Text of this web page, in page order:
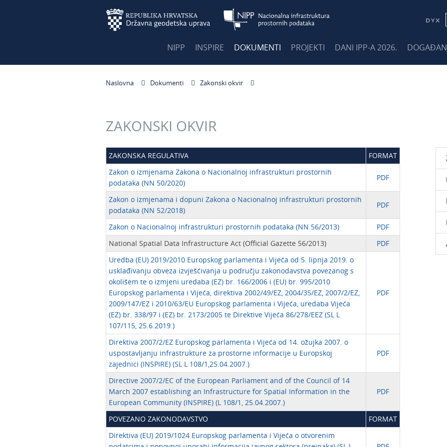
NIPP INSPIRE DOKUMENTI PROJEKTI DANI IPP-A 2026.
Naslovna Dokumenti Zakonski okvir
ZAKONSKI OKVIR
ZAKONSKA REGULATIVA
FORMAT
Zakon o izmjenama Zakona o Nacionalnoj infrastrukturi prostornih
podataka (NN 50/2020)
PDF
Zakon o izmjenama i dopuni Zakona o Nacionalnoj infrastrukturi prostornih
podataka (NN 52/2018)
PDF
Zakon o Nacionalnoj infrastrukturi prostornih podataka (NN 56/2013)
PDF
National Spatial Data Infrastructure Act (Official Gazette 56/2013)
PDF
Uredba (EU) 2019/2010 Europskog parlamenta i Vijeća od 5. lipnja 2019. o
usklađivanju obveza izvješćivanja u području zakonodavstva povezanog s
okolišem te o izmjeni uredaba (EZ) br. 166/2006 i (EU) br. 995/2010
Europskog parlamenta i Vijeća, direktiva 2002/49/EZ, 2004/35/EZ, 2007/2/EZ,
2009/147/EZ i 2010/63/EU Europskog parlamenta i Vijeća, uredaba Vijeća
(EZ) br. 338/97 i (EZ) br. 2173/2005 te Direktive Vijeća 86/278/EEZ (SL L
107/115, 25.6.2019.)
PDF
Direktiva 2007/2/EZ Europskog parlamenta i Vijeća od 14. ožujka 2007. o
uspostavljanju infrastrukture za prostorne informacije u Europskoj
zajednici (INSPIRE) (SL L 108/1,25.04.2007.)
PDF
Directive 2007/2/EC of the European Parliament and of the Council of 14
March 2007 establishing an Infrastructure for Spatial Information in the
European Community (INSPIRE) (L 108/1, 25.04.2007.)
PDF
POVEZANO ZAKONODAVSTVO
FORMAT
Direktiva (EU) 2019/1024 Europskog parlamenta i Vijeća o otvorenim